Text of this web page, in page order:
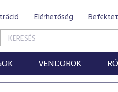
Elérhetőség
VENDOROK